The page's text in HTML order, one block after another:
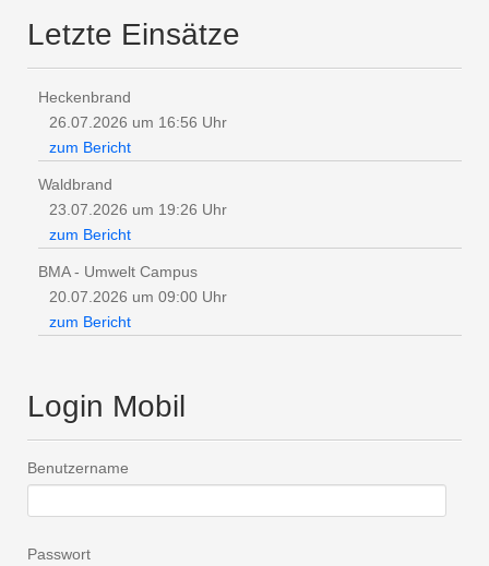
Letzte Einsätze
Heckenbrand
26.07.2026 um 16:56 Uhr
zum Bericht
Waldbrand
23.07.2026 um 19:26 Uhr
zum Bericht
BMA - Umwelt Campus
20.07.2026 um 09:00 Uhr
zum Bericht
Login Mobil
Benutzername
Passwort